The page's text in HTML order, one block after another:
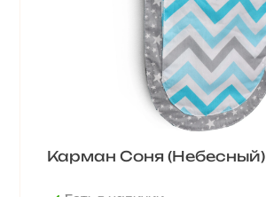
Карман Соня (Небесный)